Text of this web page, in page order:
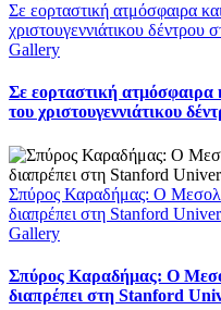
Σε εορταστική ατμόσφαιρα
χριστουγεννιάτικου δέντρου
Gallery
Σε εορταστική
του χριστουγεννιάτικου
Σπύρος Καραδήμας: Ο
διαπρέπει στη Stanford
Gallery
Σπύρος Καραδήμας: Ο
διαπρέπει στη Stanford